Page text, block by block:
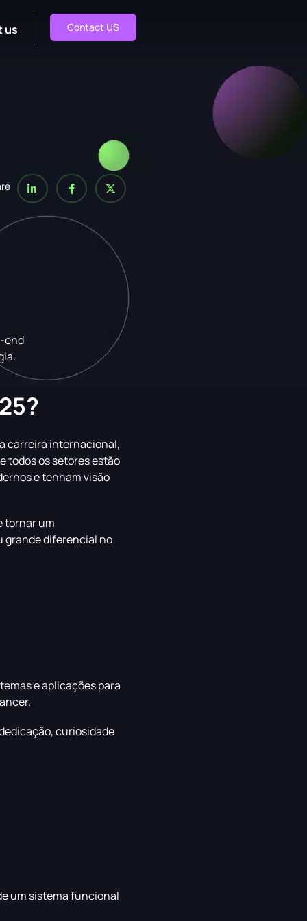
us Contact US
end
carreira internacional,
todos os setores estão
e tenham visão
tornar um
grande diferencial no
e aplicações para
curiosidade
um sistema funcional